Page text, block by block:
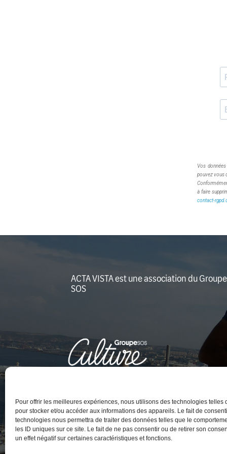
Pour offrir les meilleures expériences, nous utilisons des technologies telles
pour stocker et/ou accéder aux informations des appareils. Le fait de
technologies nous permettra de traiter des données telles que le
les ID uniques sur ce site. Le fait de ne pas consentir ou de retirer son
un effet négatif sur certaines caractéristiques et fonctions.
Vos
pouvez vous
à faire
contact-
ACTA VISTA est une association du Groupe
SOS